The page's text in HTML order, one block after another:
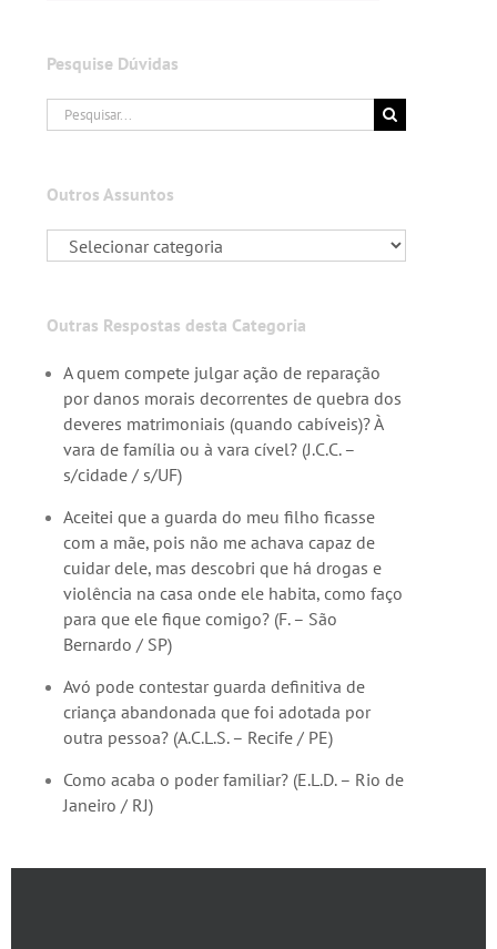
Pesquise Dúvidas
Buscar
resultados
Outros Assuntos
Outras Respostas desta Categoria
A quem compete julgar ação de reparação
por danos morais decorrentes de quebra dos
deveres matrimoniais (quando cabíveis)? À
vara de família ou à vara cível? (J.C.C. –
s/cidade / s/UF)
Aceitei que a guarda do meu filho ficasse
com a mãe, pois não me achava capaz de
cuidar dele, mas descobri que há drogas e
violência na casa onde ele habita, como faço
para que ele fique comigo? (F. – São
Bernardo / SP)
Avó pode contestar guarda definitiva de
criança abandonada que foi adotada por
outra pessoa? (A.C.L.S. – Recife / PE)
Como acaba o poder familiar? (E.L.D. – Rio de
Janeiro / RJ)